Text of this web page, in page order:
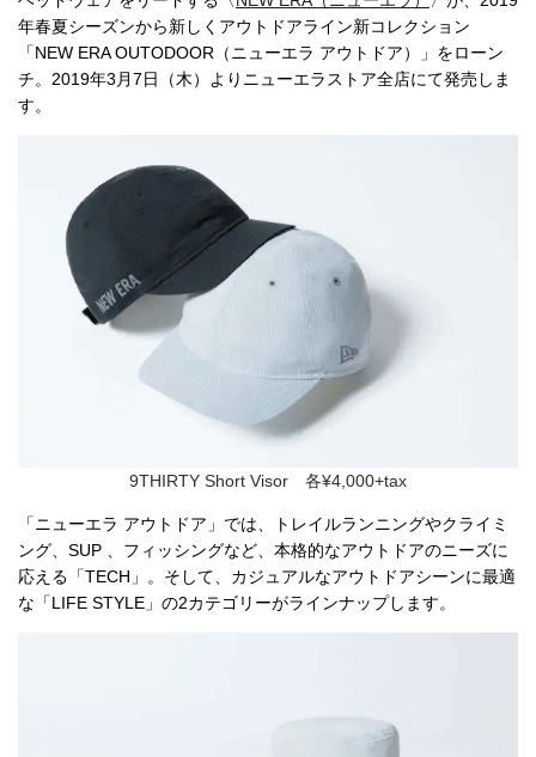
年春夏シーズンから新しくアウトドアライン新コレクション
「NEW ERA OUTODOOR（ニューエラ アウトドア）」をローン
チ。2019年3月7日（木）よりニューエラストア全店にて発売しま
す。
9THIRTY Short Visor 各¥4,000+tax
「ニューエラ アウトドア」では、トレイルランニングやクライミ
ング、SUP 、フィッシングなど、本格的なアウトドアのニーズに
応える「TECH」。そして、カジュアルなアウトドアシーンに最適
な「LIFE STYLE」の2カテゴリーがラインナップします。